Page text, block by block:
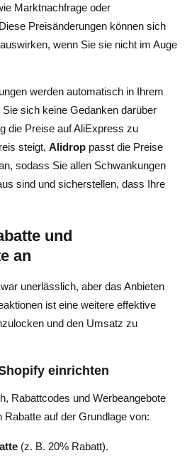
Marktnachfrage oder
Preisänderungen können sich
wenn Sie sie nicht im Auge
werden automatisch in Ihrem
sich keine Gedanken darüber
die Preise auf AliExpress zu
steigt, Alidrop passt die Preise
sodass Sie allen Schwankungen
sind und sicherstellen, dass Ihre
und
an
unerlässlich, aber das Anbieten
ist eine weitere effektive
und den Umsatz zu
einrichten
Rabattcodes und Werbeangebote
auf der Grundlage von:
(z. B. 20% Rabatt).